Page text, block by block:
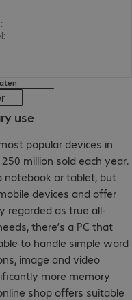
:
:
:
use
popular devices in
million sold each year.
or tablet, but
devices and offer
regarded as true all-
there’s a PC that
to handle simple word
image and video
more memory
shop offers suitable